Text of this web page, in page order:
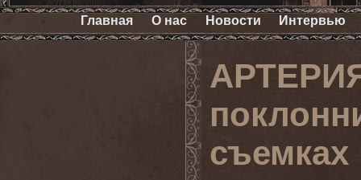
Главная О нас Новости Интервью
съемках